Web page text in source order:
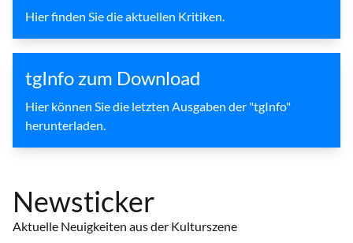
Hier finden Sie die aktuellen Kritiken.
tgInfo zum Download
Hier können Sie die letzten Ausgaben der "tgInfo"
herunterladen.
Newsticker
Aktuelle Neuigkeiten aus der Kulturszene